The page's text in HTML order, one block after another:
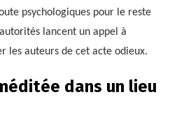
psychologiques pour le reste
lancent un appel à
les auteurs de cet acte odieux.
dans un lieu